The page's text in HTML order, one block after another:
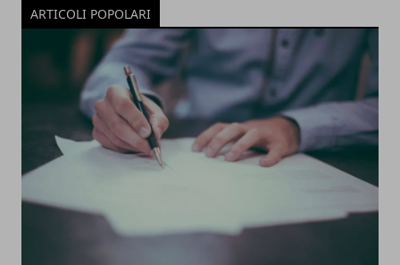
ARTICOLI POPOLARI